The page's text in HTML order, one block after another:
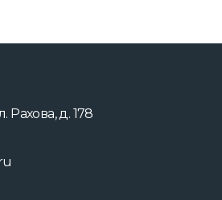
Рахова, д. 178